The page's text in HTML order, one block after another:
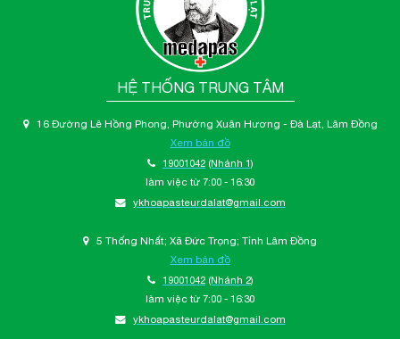
HỆ THỐNG TRUNG TÂM
16 Đường Lê Hồng Phong, Phường Xuân Hương - Đà Lạt, Lâm Đồng
Xem bản đồ
19001042 (Nhánh 1)
làm việc từ 7:00 - 16:30
ykhoapasteurdalat@gmail.com
5 Thống Nhất; Xã Đức Trọng; Tỉnh Lâm Đồng
Xem bản đồ
19001042 (Nhánh 2)
làm việc từ 7:00 - 16:30
ykhoapasteurdalat@gmail.com